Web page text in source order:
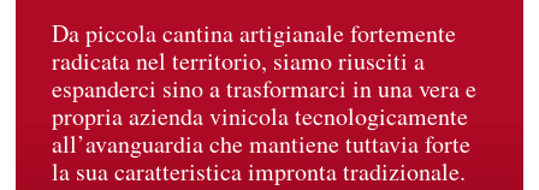
Da piccola cantina artigianale fortemente
radicata nel territorio, siamo riusciti a
espanderci sino a trasformarci in una vera e
propria azienda vinicola tecnologicamente
all’avanguardia che mantiene tuttavia forte
la sua caratteristica impronta tradizionale.